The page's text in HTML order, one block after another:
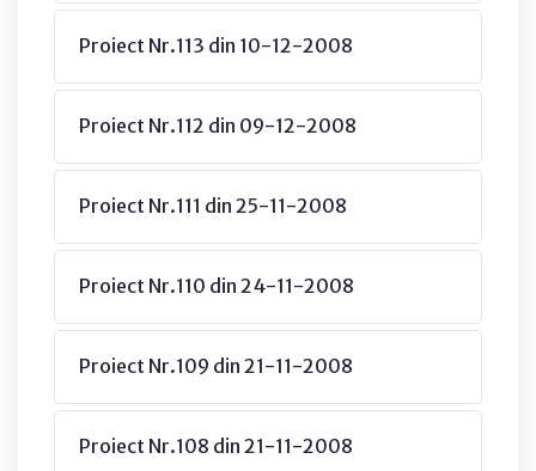
Proiect Nr.113 din 10-12-2008
Proiect Nr.112 din 09-12-2008
Proiect Nr.111 din 25-11-2008
Proiect Nr.110 din 24-11-2008
Proiect Nr.109 din 21-11-2008
Proiect Nr.108 din 21-11-2008